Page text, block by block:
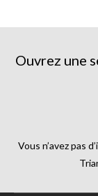
Ouvrez une
Vous n’avez pas